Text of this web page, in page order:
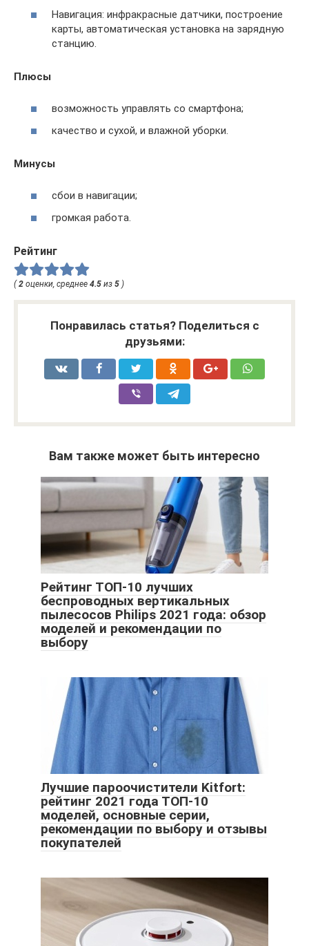
Навигация: инфракрасные датчики, построение
карты, автоматическая установка на зарядную
станцию.
Плюсы
возможность управлять со смартфона;
качество и сухой, и влажной уборки.
Минусы
сбои в навигации;
громкая работа.
Рейтинг
(2 оценки, среднее 4.5 из 5 )
Понравилась статья? Поделиться с
друзьями:
Вам также может быть интересно
Рейтинг ТОП-10 лучших
беспроводных вертикальных
пылесосов Philips 2021 года: обзор
моделей и рекомендации по
выбору
Лучшие пароочистители Kitfort:
рейтинг 2021 года ТОП-10
моделей, основные серии,
рекомендации по выбору и отзывы
покупателей